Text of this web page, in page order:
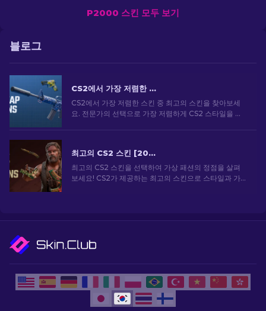
P2000 스킨 모두 보기
블로그
CS2에서 가장 저렴한 스킨 [2026]
CS2에서 가장 저렴한 스킨 중 최고의 스킨을 찾아보세
요. 전문가의 선택으로 가장 저렴하게 CS2 스타일을 업
최고의 CS2 스킨 [2026]
최고의 CS2 스킨을 선택하여 가상 패션의 정점을 살펴
보세요! CS2가 제공하는 최고의 스킨으로 스타일과 가